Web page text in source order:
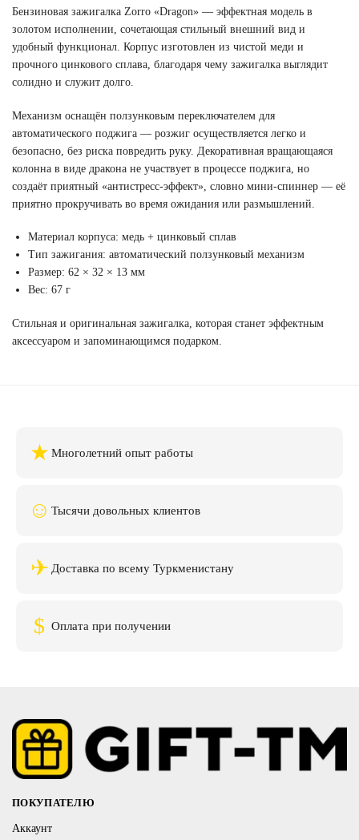
Бензиновая зажигалка Zorro «Dragon» — эффектная модель в
золотом исполнении, сочетающая стильный внешний вид и
удобный функционал. Корпус изготовлен из чистой меди и
прочного цинкового сплава, благодаря чему зажигалка выглядит
солидно и служит долго.
Механизм оснащён ползунковым переключателем для
автоматического поджига — розжиг осуществляется легко и
безопасно, без риска повредить руку. Декоративная вращающаяся
колонна в виде дракона не участвует в процессе поджига, но
создаёт приятный «антистресс-эффект», словно мини-спиннер — её
приятно прокручивать во время ожидания или размышлений.
Материал корпуса: медь + цинковый сплав
Тип зажигания: автоматический ползунковый механизм
Размер: 62 × 32 × 13 мм
Вес: 67 г
Стильная и оригинальная зажигалка, которая станет эффектным
аксессуаром и запоминающимся подарком.
★ Многолетний опыт работы
☺ Тысячи довольных клиентов
✈ Доставка по всему Туркменистану
$ Оплата при получении
ПОКУПАТЕЛЮ
Аккаунт